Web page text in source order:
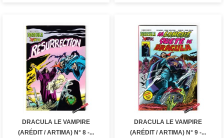
DRACULA LE VAMPIRE
(ARÉDIT / ARTIMA) N° 8 -...
DRACULA LE VAMPIRE
(ARÉDIT / ARTIMA) N° 9 -...